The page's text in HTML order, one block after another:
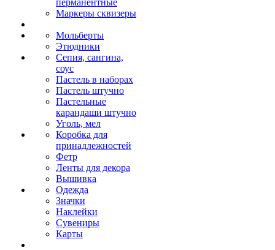
перманентные
Маркеры сквизеры
Мольберты
Этюдники
Сепия, сангина,
соус
Пастель в наборах
Пастель штучно
Пастельные
карандаши штучно
Уголь, мел
Коробка для
принадлежностей
Фетр
Ленты для декора
Вышивка
Одежда
Значки
Наклейки
Сувениры
Карты